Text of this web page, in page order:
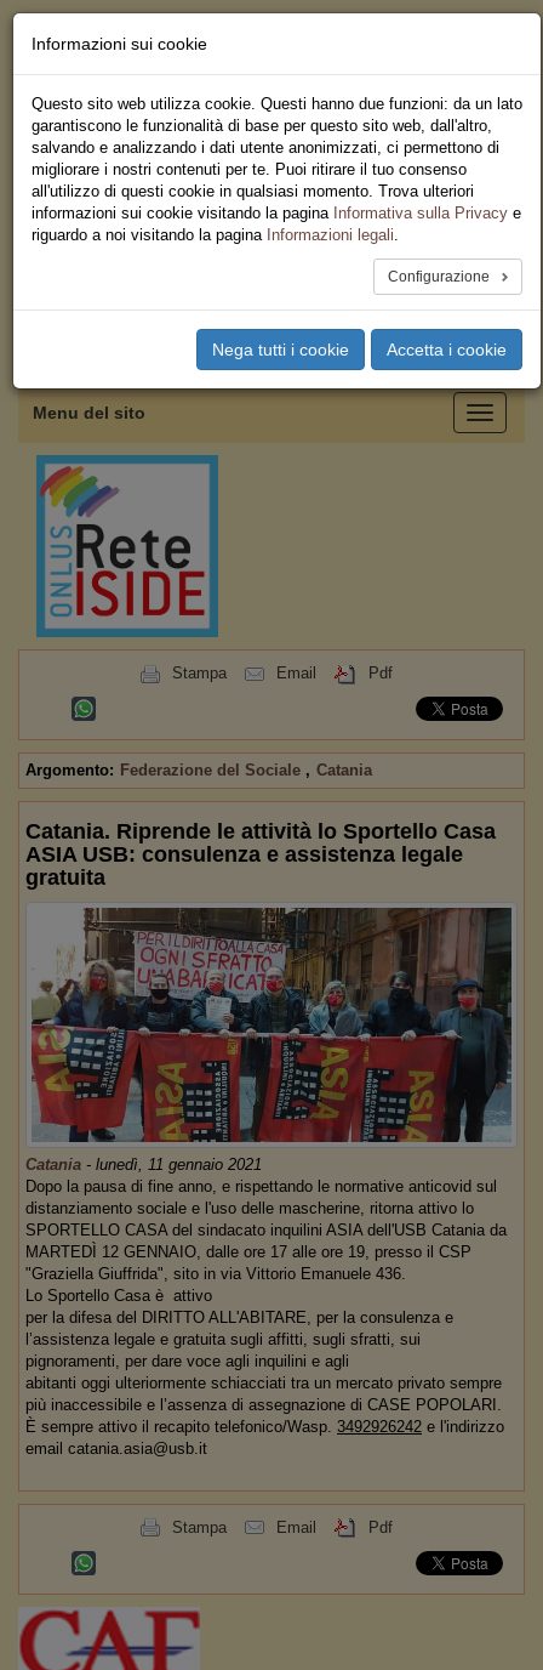
Servizi
Iscriviti
Ricerca
Area Stampa
Privacy
Federazione Regionale USB
Toggle
Menu del sito
Stampa Email Pdf
Argomento: Federazione del Sociale , Catania
Catania. Riprende le attività lo Sportello Casa
ASIA USB: consulenza e assistenza legale
gratuita
Catania - lunedì, 11 gennaio 2021
Dopo la pausa di fine anno, e rispettando le normative anticovid sul
distanziamento sociale e l'uso delle mascherine, ritorna attivo lo
SPORTELLO CASA del sindacato inquilini ASIA dell'USB Catania da
MARTEDÌ 12 GENNAIO, dalle ore 17 alle ore 19, presso il CSP
"Graziella Giuffrida", sito in via Vittorio Emanuele 436.
Lo Sportello Casa è attivo
per la difesa del DIRITTO ALL'ABITARE, per la consulenza e
l’assistenza legale e gratuita sugli affitti, sugli sfratti, sui
pignoramenti, per dare voce agli inquilini e agli
abitanti oggi ulteriormente schiacciati tra un mercato privato sempre
più inaccessibile e l’assenza di assegnazione di CASE POPOLARI.
È sempre attivo il recapito telefonico/Wasp. 3492926242 e l'indirizzo
email catania.asia@usb.it
Stampa Email Pdf
Informazioni sui cookie
Questo sito web utilizza cookie. Questi hanno due funzioni: da un lato
garantiscono le funzionalità di base per questo sito web, dall'altro,
salvando e analizzando i dati utente anonimizzati, ci permettono di
migliorare i nostri contenuti per te. Puoi ritirare il tuo consenso
all'utilizzo di questi cookie in qualsiasi momento. Trova ulteriori
informazioni sui cookie visitando la pagina Informativa sulla Privacy e
riguardo a noi visitando la pagina Informazioni legali.
Configurazione
Nega tutti i cookie Accetta i cookie